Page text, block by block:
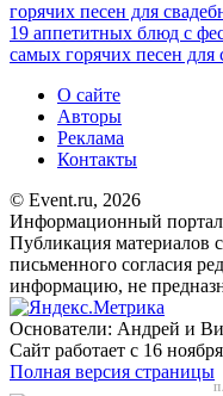
горячих песен для
19 аппетитных блюд с
самых горячих песен для
О сайте
Авторы
Реклама
Контакты
© Event.ru, 2026
Информационный портал
Публикация материалов
письменного согласия
информацию, не
Основатели: Андрей и
Сайт работает с 16
Полная версия страницы